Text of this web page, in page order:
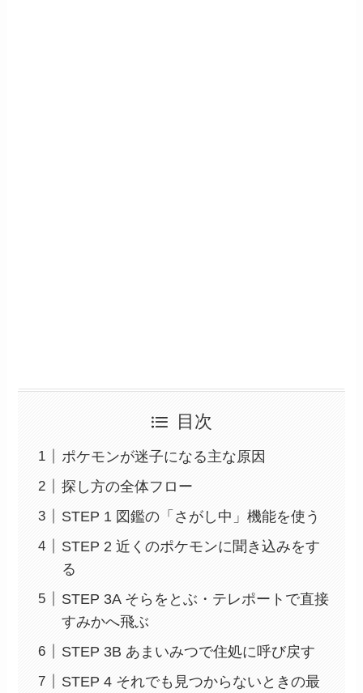
目次
ポケモンが迷子になる主な原因
探し方の全体フロー
STEP 1 図鑑の「さがし中」機能を使う
STEP 2 近くのポケモンに聞き込みをす
る
STEP 3A そらをとぶ・テレポートで直接
すみかへ飛ぶ
STEP 3B あまいみつで住処に呼び戻す
STEP 4 それでも見つからないときの最